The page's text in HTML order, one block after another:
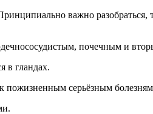
важно разобраться,
почечным и
в гландах.
серьёзным